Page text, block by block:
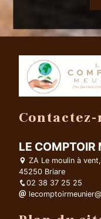
Contactez-
LE COMPTOIR
ZA Le moulin à
45250 Briare
02 38 37 25 25